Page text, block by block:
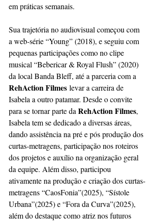
em práticas semanais.
Sua trajetória no audiovisual começou com
a web-série “Young” (2018), e seguiu com
pequenas participações como no clipe
musical “Bebericar & Royal Flush” (2020)
da local Banda Bleff, até a parceria com a
RehAction Filmes levar a carreira de
Isabela a outro patamar. Desde o convite
para se tornar parte da RehAction Filmes,
Isabela tem se dedicado a diversas áreas,
dando assistência na pré e pós produção dos
curtas-metragens, participação nos roteiros
dos projetos e auxílio na organização geral
da equipe. Além disso, participou
ativamente na produção e criação dos curtas-
metragens “CaosFonia”(2025), “Sístole
Urbana”(2025) e “Fora da Curva”(2025),
além do destaque como atriz nos futuros